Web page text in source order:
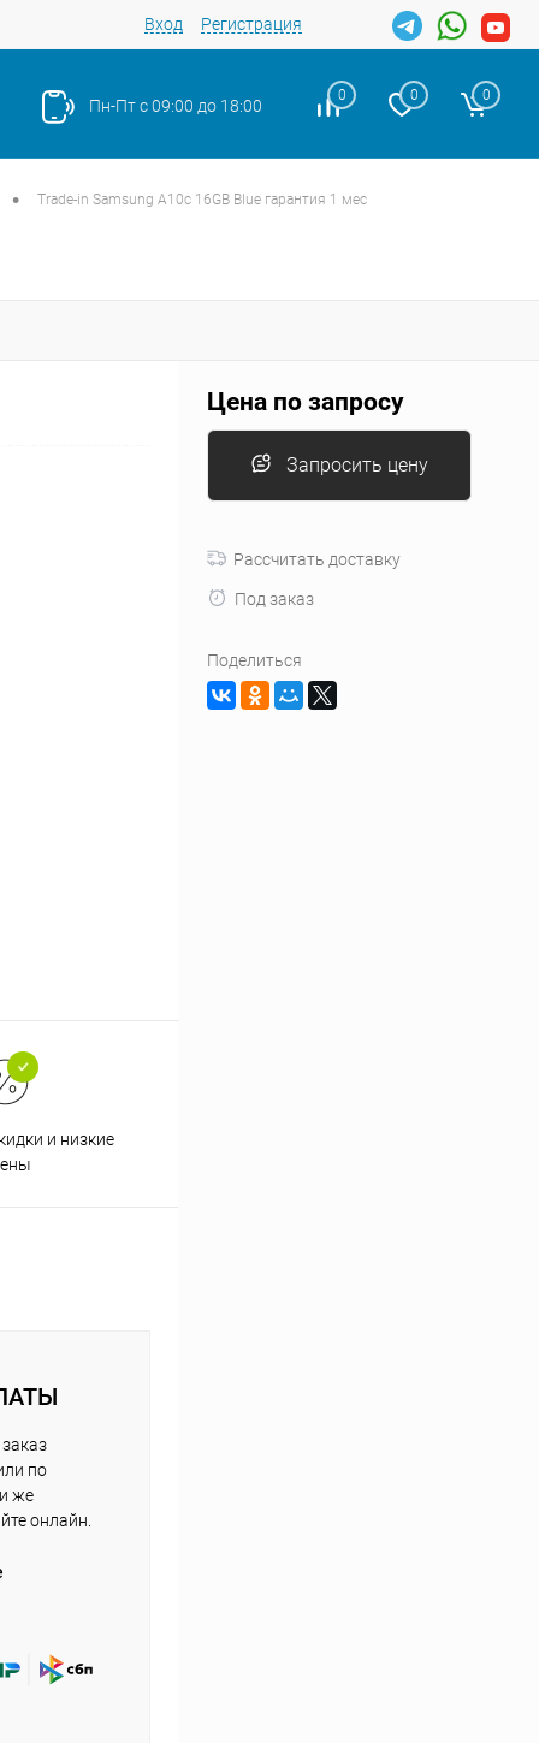
Вход Регистрация
Пн-Пт с 09:00 до 18:00
0 0 0
• Trade-in Samsung A10c 16GB Blue гарантия 1 мес
и низкие
по
же
онлайн.
Цена по запросу
Запросить цену
Рассчитать доставку
Под заказ
Поделиться